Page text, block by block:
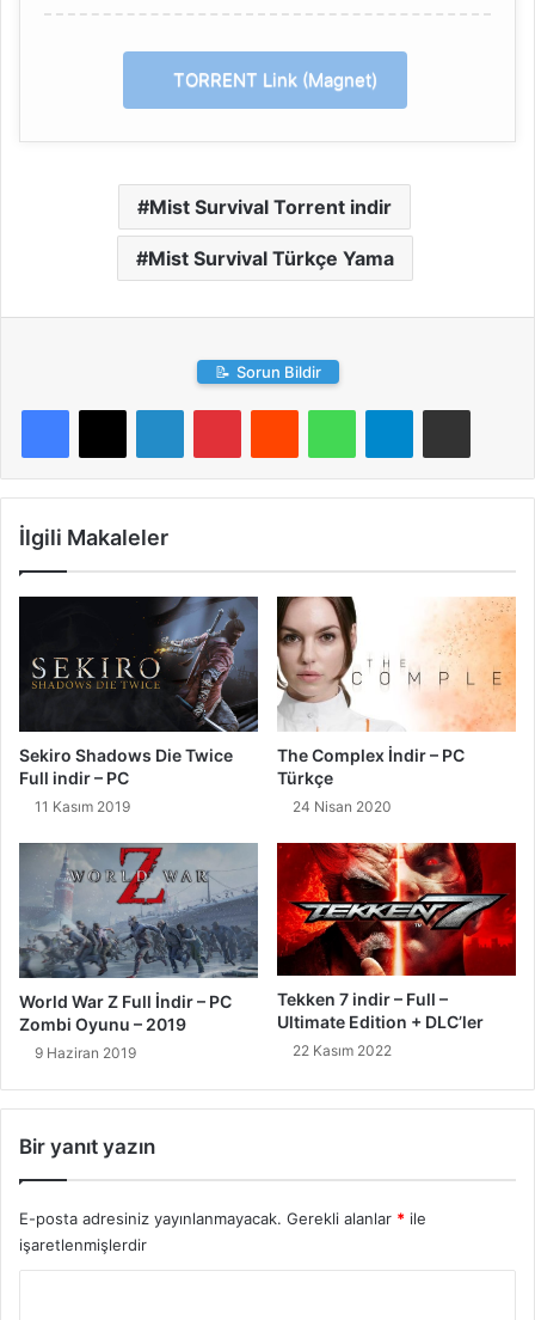
TORRENT Link (Magnet)
Mist Survival Torrent indir
Mist Survival Türkçe Yama
📝 Sorun Bildir
Telegram
İlgili Makaleler
Sekiro Shadows Die Twice
Full indir – PC
11 Kasım 2019
The Complex İndir – PC
Türkçe
24 Nisan 2020
World War Z Full İndir – PC
Zombi Oyunu – 2019
9 Haziran 2019
Tekken 7 indir – Full –
Ultimate Edition + DLC’ler
22 Kasım 2022
Bir yanıt yazın
E-posta adresiniz yayınlanmayacak. Gerekli alanlar * ile
işaretlenmişlerdir